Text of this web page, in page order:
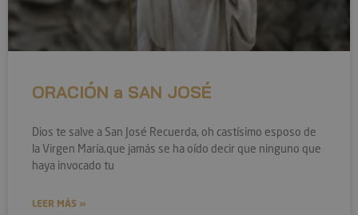
ORACIÓN a SAN JOSÉ
Dios te salve a San José Recuerda, oh castísimo esposo de
la Virgen María,que jamás se ha oído decir que ninguno que
haya invocado tu
LEER MÁS »